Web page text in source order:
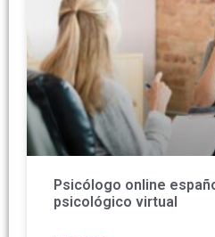
Psicólogo online
psicológico virtual